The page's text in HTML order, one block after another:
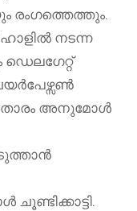
രംഗത്തെത്തും.
നടന്ന
ഡെലഗേറ്റ്
അനുമോൾ